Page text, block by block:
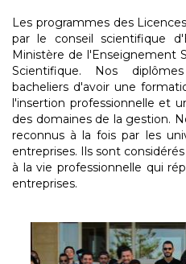
Les programmes des
par le conseil scientifique
Ministère de l'Enseignement
Scientifique. Nos
bacheliers d'avoir une
l'insertion professionnelle et
des domaines de la gestion.
reconnus à la fois par les
entreprises. Ils sont
à la vie professionnelle qui
entreprises.